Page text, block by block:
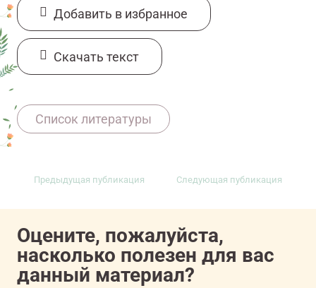
Добавить в избранное
Cкачать текст
11607081/onco/web/03.26/0
Список литературы
Предыдущая публикация Следующая публикация
Оцените, пожалуйста,
насколько полезен для вас
данный материал?